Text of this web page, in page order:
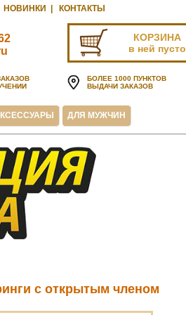
НОВИНКИ КОНТАКТЫ
КОРЗИНА
в ней пусто
БОЛЕЕ 1000 ПУНКТОВ
ВЫДАЧИ ЗАКАЗОВ
ДЛЯ МУЖЧИН
с открытым членом